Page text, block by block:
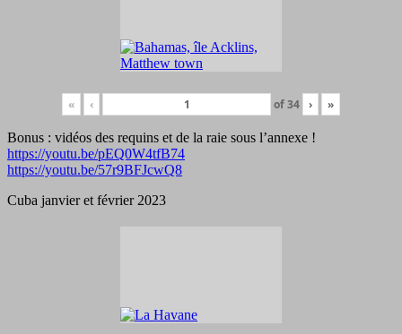
« ‹ of34 › »
Bonus : vidéos des requins et de la raie sous l’annexe !
https://youtu.be/pEQ0W4tfB74
https://youtu.be/57r9BFJcwQ8
Cuba janvier et février 2023